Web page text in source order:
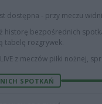
dostępna - przy meczu
historę bezpośrednich
tabelę rozgrywek.
z meczów piłki nożnej,
SPOTKAŃ